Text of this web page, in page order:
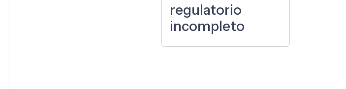
regulatorio
incompleto